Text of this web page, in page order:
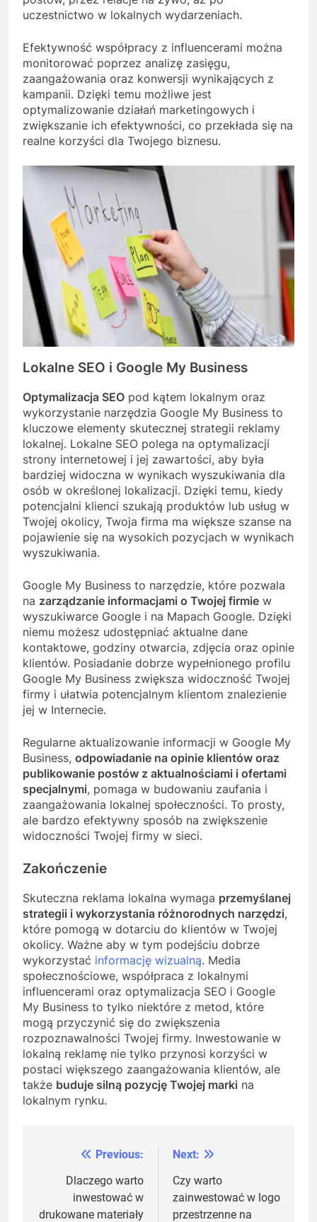
uczestnictwo w lokalnych wydarzeniach.
Efektywność współpracy z influencerami można
monitorować poprzez analizę zasięgu,
zaangażowania oraz konwersji wynikających z
kampanii. Dzięki temu możliwe jest
optymalizowanie działań marketingowych i
zwiększanie ich efektywności, co przekłada się na
realne korzyści dla Twojego biznesu.
Lokalne SEO i Google My Business
Optymalizacja SEO pod kątem lokalnym oraz
wykorzystanie narzędzia Google My Business to
kluczowe elementy skutecznej strategii reklamy
lokalnej. Lokalne SEO polega na optymalizacji
strony internetowej i jej zawartości, aby była
bardziej widoczna w wynikach wyszukiwania dla
osób w określonej lokalizacji. Dzięki temu, kiedy
potencjalni klienci szukają produktów lub usług w
Twojej okolicy, Twoja firma ma większe szanse na
pojawienie się na wysokich pozycjach w wynikach
wyszukiwania.
Google My Business to narzędzie, które pozwala
na zarządzanie informacjami o Twojej firmie w
wyszukiwarce Google i na Mapach Google. Dzięki
niemu możesz udostępniać aktualne dane
kontaktowe, godziny otwarcia, zdjęcia oraz opinie
klientów. Posiadanie dobrze wypełnionego profilu
Google My Business zwiększa widoczność Twojej
firmy i ułatwia potencjalnym klientom znalezienie
jej w Internecie.
Regularne aktualizowanie informacji w Google My
Business, odpowiadanie na opinie klientów oraz
publikowanie postów z aktualnościami i ofertami
specjalnymi, pomaga w budowaniu zaufania i
zaangażowania lokalnej społeczności. To prosty,
ale bardzo efektywny sposób na zwiększenie
widoczności Twojej firmy w sieci.
Zakończenie
Skuteczna reklama lokalna wymaga przemyślanej
strategii i wykorzystania różnorodnych narzędzi,
które pomogą w dotarciu do klientów w Twojej
okolicy. Ważne aby w tym podejściu dobrze
wykorzystać informację wizualną. Media
społecznościowe, współpraca z lokalnymi
influencerami oraz optymalizacja SEO i Google
My Business to tylko niektóre z metod, które
mogą przyczynić się do zwiększenia
rozpoznawalności Twojej firmy. Inwestowanie w
lokalną reklamę nie tylko przynosi korzyści w
postaci większego zaangażowania klientów, ale
także buduje silną pozycję Twojej marki na
lokalnym rynku.
Nawigacja
wpisu
Previous:
Dlaczego warto
inwestować w
drukowane materiały
Next:
Czy warto
zainwestować w logo
przestrzenne na